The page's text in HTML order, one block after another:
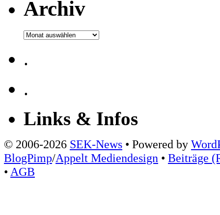
Archiv
Archiv
.
.
Links & Infos
© 2006-2026 SEK-News • Powered by
BlogPimp/Appelt Mediendesign • Beiträge
• AGB